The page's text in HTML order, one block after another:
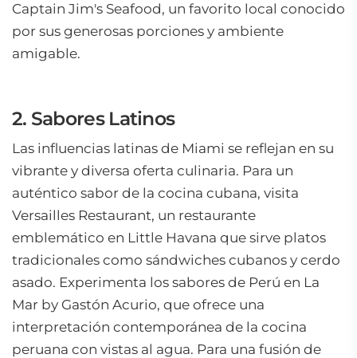
Captain Jim's Seafood, un favorito local conocido
por sus generosas porciones y ambiente
amigable.
2. Sabores Latinos
Las influencias latinas de Miami se reflejan en su
vibrante y diversa oferta culinaria. Para un
auténtico sabor de la cocina cubana, visita
Versailles Restaurant, un restaurante
emblemático en Little Havana que sirve platos
tradicionales como sándwiches cubanos y cerdo
asado. Experimenta los sabores de Perú en La
Mar by Gastón Acurio, que ofrece una
interpretación contemporánea de la cocina
peruana con vistas al agua. Para una fusión de